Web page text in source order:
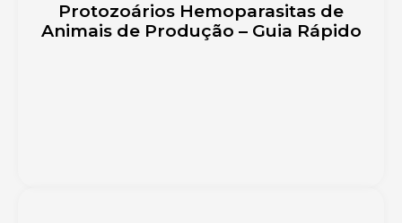
Protozoários Hemoparasitas de
Animais de Produção – Guia Rápido